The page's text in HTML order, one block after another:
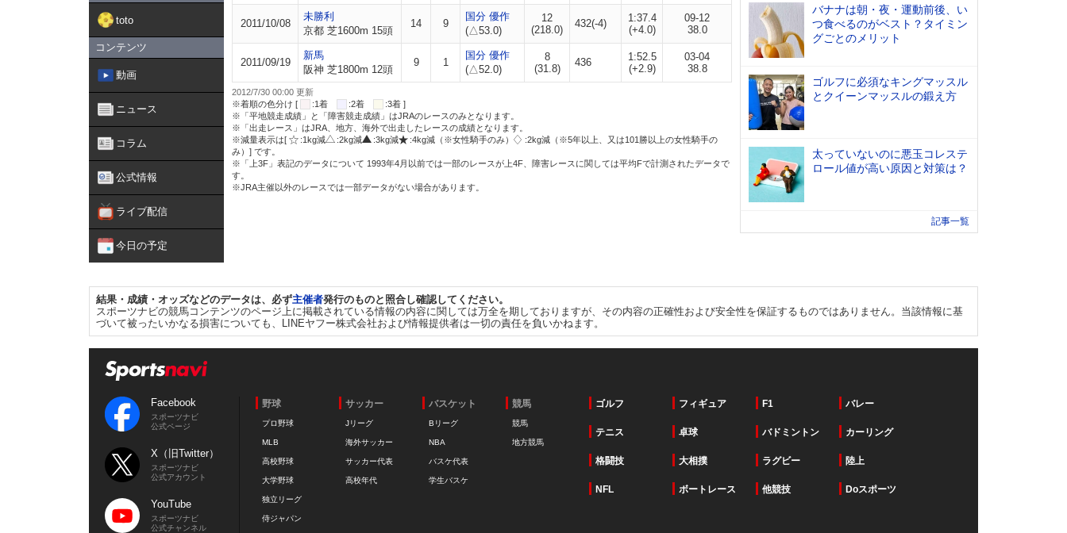
toto
コンテンツ
動画
ニュース
コラム
公式情報
ライブ配信
今日の予定
2011/10/08
未勝利
京都 芝1600m 15頭
14 9
国分 優作
(△53.0)
12
(218.0)
432(-4)
1:37.4
(+4.0)
09-12
38.0
2011/09/19
新馬
阪神 芝1800m 12頭
9 1
国分 優作
(△52.0)
8
(31.8)
436
1:52.5
(+2.9)
03-04
38.8
2012/7/30 00:00 更新
※着順の色分け [
:1着 :2着
:3着 ]
※「平地競走成績」と「障害競走成績」はJRAのレースのみとなります。
※「出走レース」はJRA、地方、海外で出走したレースの成績となります。
※減量表示は[
:1kg減 :2kg減 :3kg減 :4kg減（※女性騎手のみ）
:2kg減（※5年以上、又は101勝以上の女性騎手の
み）] です。
※「上3F」表記のデータについて 1993年4月以前では一部のレースが上4F、障害レースに関しては平均Fで計測されたデータで
す。
※JRA主催以外のレースでは一部データがない場合があります。
バナナは朝・夜・運動前後、い
つ食べるのがベスト？タイミン
グごとのメリット
ゴルフに必須なキングマッスル
とクイーンマッスルの鍛え方
太っていないのに悪玉コレステ
ロール値が高い原因と対策は？
記事一覧
結果・成績・オッズなどのデータは、必ず主催者発行のものと照合し確認してください。
スポーツナビの競馬コンテンツのページ上に掲載されている情報の内容に関しては万全を期しておりますが、その内容の正確性および安全性を保証するものではありません。当該情報に基
づいて被ったいかなる損害についても、LINEヤフー株式会社および情報提供者は一切の責任を負いかねます。
Facebook
スポーツナビ
公式ページ
X（旧Twitter）
スポーツナビ
公式アカウント
YouTube
スポーツナビ
公式チャンネル
野球
プロ野球
MLB
高校野球
大学野球
独立リーグ
侍ジャパン
サッカー
Jリーグ
海外サッカー
サッカー代表
高校年代
バスケット
Bリーグ
NBA
バスケ代表
学生バスケ
競馬
競馬
地方競馬
ゴルフ フィギュア F1 バレー
テニス 卓球 バドミントン カーリング
格闘技 大相撲 ラグビー 陸上
NFL ボートレース 他競技 Doスポーツ